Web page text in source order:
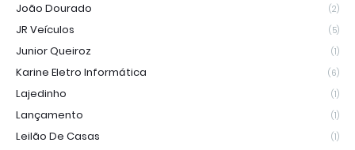
João Dourado (2)
JR Veículos (5)
Junior Queiroz (1)
Karine Eletro Informática (6)
Lajedinho (1)
Lançamento (1)
Leilão De Casas (1)